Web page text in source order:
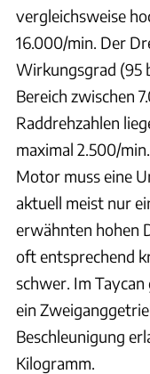
vergleichsweise
16.000/min. Der
Wirkungsgrad (95
Bereich zwischen
Raddrehzahlen
maximal 2.500/
Motor muss eine
aktuell meist nur
erwähnten hohen
oft entsprechend
schwer. Im
ein
Beschleunigung
Kilogramm.